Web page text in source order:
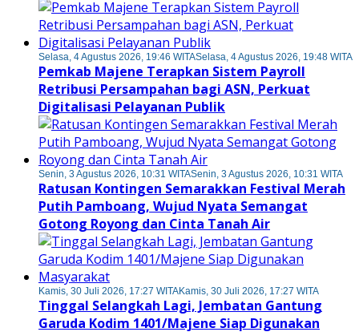
Selasa, 4 Agustus 2026, 19:46 WITASelasa, 4 Agustus 2026, 19:48 WITA
Pemkab Majene Terapkan Sistem Payroll
Retribusi Persampahan bagi ASN, Perkuat
Digitalisasi Pelayanan Publik
Senin, 3 Agustus 2026, 10:31 WITASenin, 3 Agustus 2026, 10:31 WITA
Ratusan Kontingen Semarakkan Festival Merah
Putih Pamboang, Wujud Nyata Semangat
Gotong Royong dan Cinta Tanah Air
Kamis, 30 Juli 2026, 17:27 WITAKamis, 30 Juli 2026, 17:27 WITA
Tinggal Selangkah Lagi, Jembatan Gantung
Garuda Kodim 1401/Majene Siap Digunakan